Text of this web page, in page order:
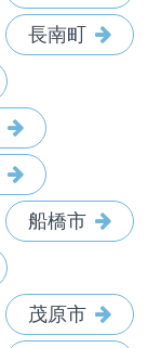
長南町
船橋市
茂原市